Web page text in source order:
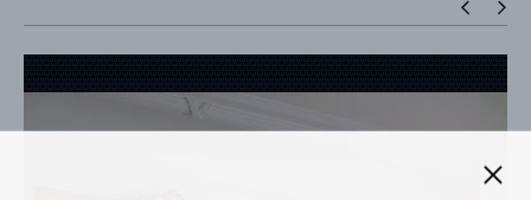
PROFESSIONNELS